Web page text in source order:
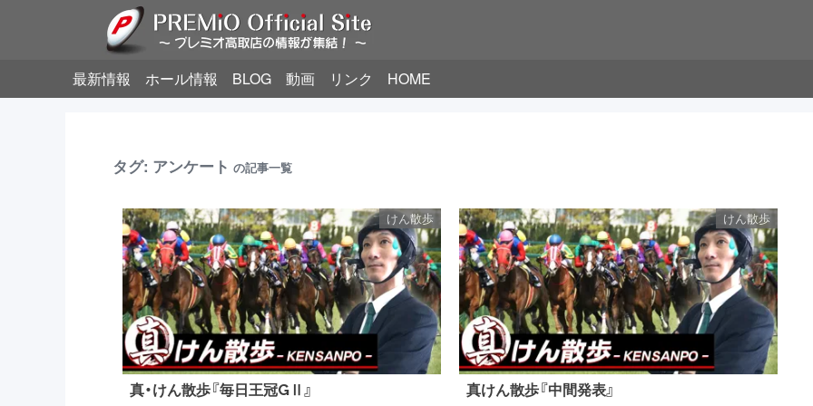
最新情報 ホール情報 BLOG 動画 リンク HOME
タグ: アンケート の記事一覧
真・けん散歩『毎日王冠GⅡ』
けん散歩
真けん散歩『中間発表』
けん散歩